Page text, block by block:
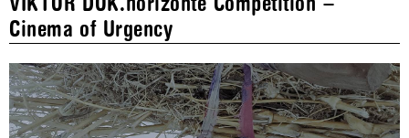
Cinema of Urgency